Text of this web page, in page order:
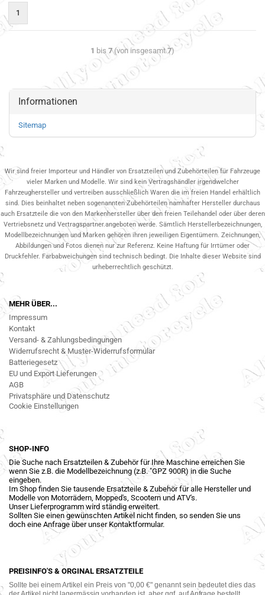
1
1 bis 7(von insgesamt7)
Informationen
Sitemap
Wir sind freier Importeur und Händler von Ersatzteilen und Zubehörteilen für Fahrzeuge
vieler Marken und Modelle. Wir sind kein Vertragshändler irgendwelcher
Fahrzeughersteller und vertreiben ausschließlich Waren die im freien Handel erhältlich
sind. Dies beinhaltet neben sogenannten Zubehörteilen namhafter Hersteller durchaus
auch Ersatzteile die von den Markenhersteller über den freien Teilehandel oder über deren
Vertriebsnetz und Vertragspartner.angeboten werde. Sämtlich Herstellerbezeichnungen,
Modellbezeichnungen und Marken gehören ihren jeweiligen Eigentümern. Zeichnungen,
Abbildungen und Fotos dienen nur zur Referenz. Keine Haftung für Irrtümer oder
Druckfehler. Farbabweichungen sind technisch bedingt. Die Inhalte dieser Website sind
urheberrechtlich geschützt.
MEHR ÜBER...
Impressum
Kontakt
Versand- & Zahlungsbedingungen
Widerrufsrecht & Muster-Widerrufsformular
Batteriegesetz
EU und Export Lieferungen
AGB
Privatsphäre und Datenschutz
Cookie Einstellungen
SHOP-INFO
Die Suche nach Ersatzteilen & Zubehör für Ihre Maschine erreichen Sie
wenn Sie z.B. die Modellbezeichnung (z.B. "GPZ 900R) in die Suche
eingeben.
Im Shop finden Sie tausende Ersatzteile & Zubehör für alle Hersteller und
Modelle von Motorrädern, Mopped's, Scootern und ATV's.
Unser Lieferprogramm wird ständig erweitert.
Sollten Sie einen gewünschten Artikel nicht finden, so senden Sie uns
doch eine Anfrage über unser Kontaktformular.
PREISINFO'S & ORGINAL ERSATZTEILE
Sollte bei einem Artikel ein Preis von "0,00 €" genannt sein bedeutet dies das